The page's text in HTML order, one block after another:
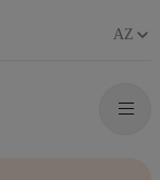
AZ